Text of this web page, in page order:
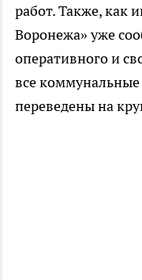
работ. Также, как
Воронежа» уже
оперативного и
все
переведены на